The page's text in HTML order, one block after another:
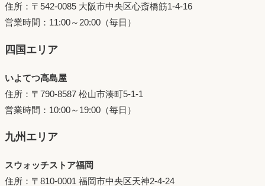
住所：〒542-0085 大阪市中央区心斎橋筋1-4-16
営業時間：11:00～20:00（毎日）
四国エリア
いよてつ高島屋
住所：〒790-8587 松山市湊町5-1-1
営業時間：10:00～19:00（毎日）
九州エリア
スウォッチストア福岡
住所：〒810-0001 福岡市中央区天神2-4-24